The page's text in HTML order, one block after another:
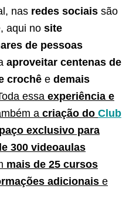
nas redes sociais são
aqui no site
de pessoas
aproveitar centenas de
crochê e demais
essa experiência e
a criação do Club
exclusivo para
300 videoaulas
mais de 25 cursos
adicionais e